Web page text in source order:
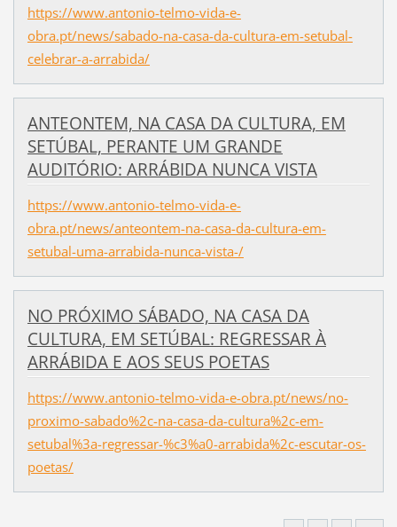
https://www.antonio-telmo-vida-e-
obra.pt/news/sabado-na-casa-da-cultura-em-setubal-
celebrar-a-arrabida/
ANTEONTEM, NA CASA DA CULTURA, EM
SETÚBAL, PERANTE UM GRANDE
AUDITÓRIO: ARRÁBIDA NUNCA VISTA
https://www.antonio-telmo-vida-e-
obra.pt/news/anteontem-na-casa-da-cultura-em-
setubal-uma-arrabida-nunca-vista-/
NO PRÓXIMO SÁBADO, NA CASA DA
CULTURA, EM SETÚBAL: REGRESSAR À
ARRÁBIDA E AOS SEUS POETAS
https://www.antonio-telmo-vida-e-obra.pt/news/no-
proximo-sabado%2c-na-casa-da-cultura%2c-em-
setubal%3a-regressar-%c3%a0-arrabida%2c-escutar-os-
poetas/